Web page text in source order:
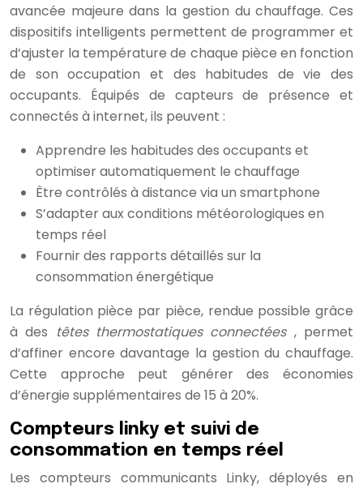
avancée majeure dans la gestion du chauffage. Ces
dispositifs intelligents permettent de programmer et
d’ajuster la température de chaque pièce en fonction
de son occupation et des habitudes de vie des
occupants. Équipés de capteurs de présence et
connectés à internet, ils peuvent :
Apprendre les habitudes des occupants et
optimiser automatiquement le chauffage
Être contrôlés à distance via un smartphone
S’adapter aux conditions météorologiques en
temps réel
Fournir des rapports détaillés sur la
consommation énergétique
La régulation pièce par pièce, rendue possible grâce
à des têtes thermostatiques connectées , permet
d’affiner encore davantage la gestion du chauffage.
Cette approche peut générer des économies
d’énergie supplémentaires de 15 à 20%.
Compteurs linky et suivi de
consommation en temps réel
Les compteurs communicants Linky, déployés en